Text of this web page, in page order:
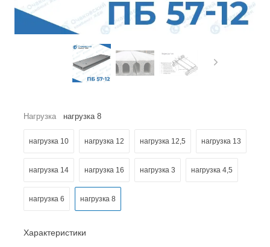
Нагрузка нагрузка 8
нагрузка 10 нагрузка 12 нагрузка 12,5 нагрузка 13
нагрузка 14 нагрузка 16 нагрузка 3 нагрузка 4,5
нагрузка 6 нагрузка 8
Характеристики